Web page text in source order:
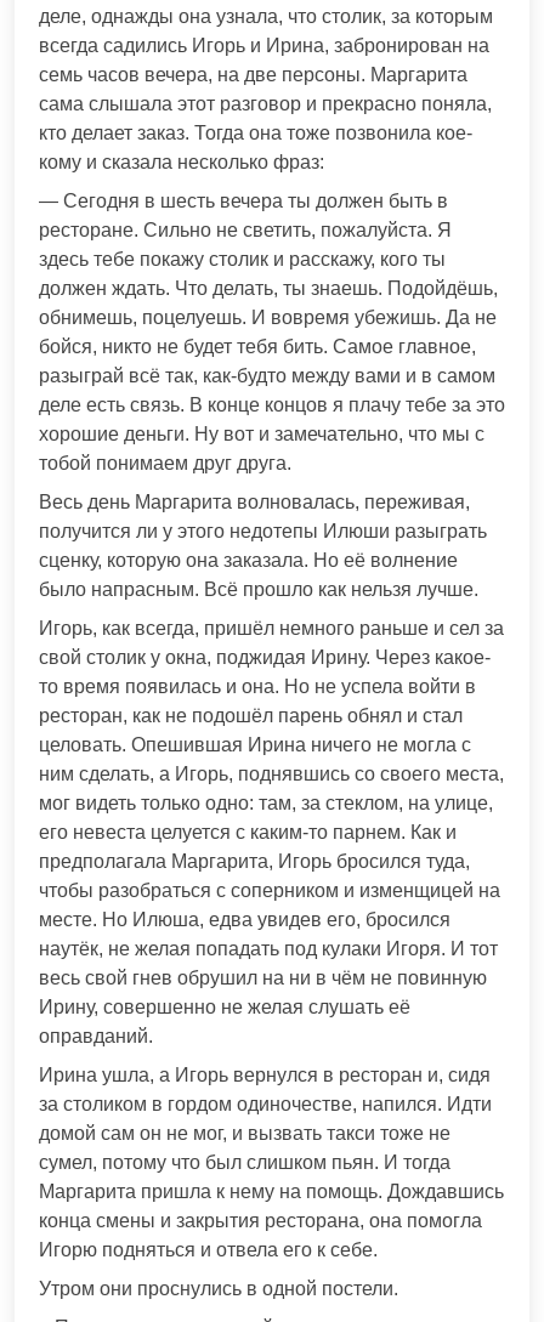
деле, однажды она узнала, что столик, за которым
всегда садились Игорь и Ирина, забронирован на
семь часов вечера, на две персоны. Маргарита
сама слышала этот разговор и прекрасно поняла,
кто делает заказ. Тогда она тоже позвонила кое-
кому и сказала несколько фраз:
— Сегодня в шесть вечера ты должен быть в
ресторане. Сильно не светить, пожалуйста. Я
здесь тебе покажу столик и расскажу, кого ты
должен ждать. Что делать, ты знаешь. Подойдёшь,
обнимешь, поцелуешь. И вовремя убежишь. Да не
бойся, никто не будет тебя бить. Самое главное,
разыграй всё так, как-будто между вами и в самом
деле есть связь. В конце концов я плачу тебе за это
хорошие деньги. Ну вот и замечательно, что мы с
тобой понимаем друг друга.
Весь день Маргарита волновалась, переживая,
получится ли у этого недотепы Илюши разыграть
сценку, которую она заказала. Но её волнение
было напрасным. Всё прошло как нельзя лучше.
Игорь, как всегда, пришёл немного раньше и сел за
свой столик у окна, поджидая Ирину. Через какое-
то время появилась и она. Но не успела войти в
ресторан, как не подошёл парень обнял и стал
целовать. Опешившая Ирина ничего не могла с
ним сделать, а Игорь, поднявшись со своего места,
мог видеть только одно: там, за стеклом, на улице,
его невеста целуется с каким-то парнем. Как и
предполагала Маргарита, Игорь бросился туда,
чтобы разобраться с соперником и изменщицей на
месте. Но Илюша, едва увидев его, бросился
наутёк, не желая попадать под кулаки Игоря. И тот
весь свой гнев обрушил на ни в чём не повинную
Ирину, совершенно не желая слушать её
оправданий.
Ирина ушла, а Игорь вернулся в ресторан и, сидя
за столиком в гордом одиночестве, напился. Идти
домой сам он не мог, и вызвать такси тоже не
сумел, потому что был слишком пьян. И тогда
Маргарита пришла к нему на помощь. Дождавшись
конца смены и закрытия ресторана, она помогла
Игорю подняться и отвела его к себе.
Утром они проснулись в одной постели.